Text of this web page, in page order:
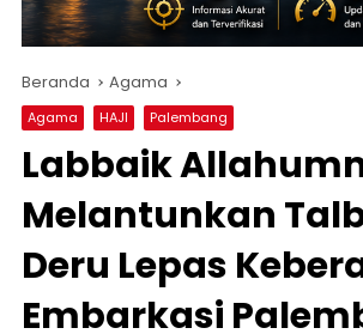
Beranda Agama
Agama HAJI Palembang
Labbaik
Melantunkan
Deru Lepas
Embarkasi